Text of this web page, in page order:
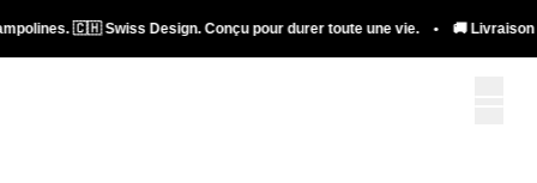
🇨🇭 Swiss Design. Conçu pour durer toute une vie. • 🚚 Livraison